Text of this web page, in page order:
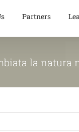
Partners
la